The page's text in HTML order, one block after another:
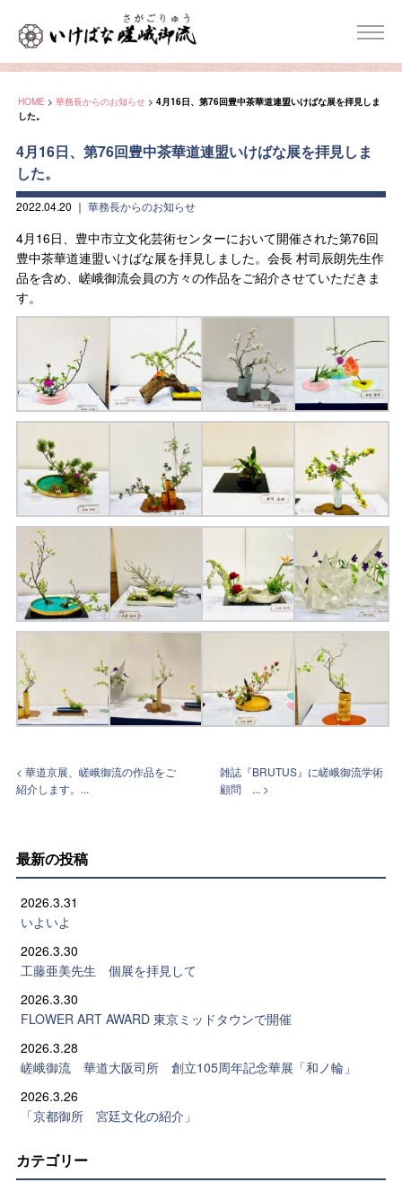
HOME > 華務長からのお知らせ > 4月16日、第76回豊中茶華道連盟いけばな展を拝見しま
した。
4月16日、第76回豊中茶華道連盟いけばな展を拝見しま
した。
2022.04.20 ｜ 華務長からのお知らせ
4月16日、豊中市立文化芸術センターにおいて開催された第76回
豊中茶華道連盟いけばな展を拝見しました。会長 村司辰朗先生作
品を含め、嵯峨御流会員の方々の作品をご紹介させていただきま
す。
< 華道京展、嵯峨御流の作品をご
紹介します。...
雑誌『BRUTUS』に嵯峨御流学術
顧問 ... >
最新の投稿
2026.3.31
いよいよ
2026.3.30
工藤亜美先生 個展を拝見して
2026.3.30
FLOWER ART AWARD 東京ミッドタウンで開催
2026.3.28
嵯峨御流 華道大阪司所 創立105周年記念華展「和ノ輪」
2026.3.26
「京都御所 宮廷文化の紹介」
カテゴリー